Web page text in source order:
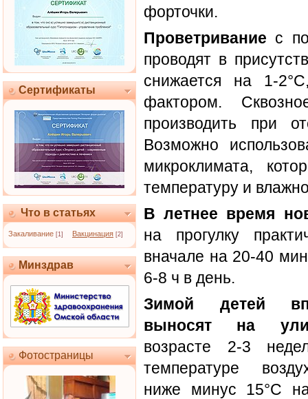
Сертификаты
Что в статьях
Закаливание [1] Вакцинация [2]
Минздрав
Фотостраницы
форточки.
Проветривание с
проводят в
снижается на 1-
фактором.
производить при
Возможно
микроклимата,
температуру и
В летнее время
на прогулку
вначале на 20-40
6-8 ч в день.
Зимой детей
выносят на
возрасте 2-3
температуре
ниже минус 15°С